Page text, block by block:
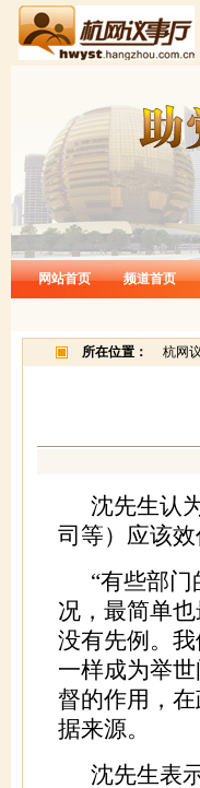
网站首页 频道首页
所在位置： 杭网
沈先生认
司等）应该
“有些部
况，最简单
没有先例。
一样成为举
督的作用，
据来源。
沈先生表